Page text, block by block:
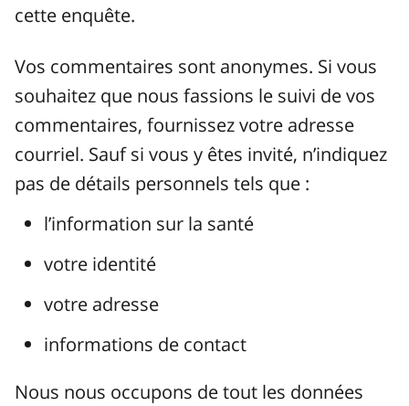
cette enquête.
Vos commentaires sont anonymes. Si vous
souhaitez que nous fassions le suivi de vos
commentaires, fournissez votre adresse
courriel. Sauf si vous y êtes invité, n’indiquez
pas de détails personnels tels que :
l’information sur la santé
votre identité
votre adresse
informations de contact
Nous nous occupons de tout les données